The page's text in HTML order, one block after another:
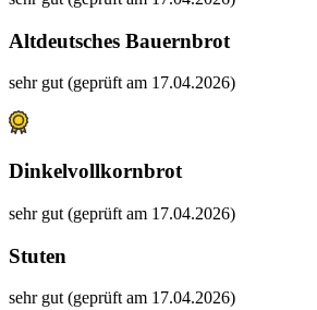
Altdeutsches Bauernbrot
sehr gut (geprüft am 17.04.2026)
Dinkelvollkornbrot
sehr gut (geprüft am 17.04.2026)
Stuten
sehr gut (geprüft am 17.04.2026)